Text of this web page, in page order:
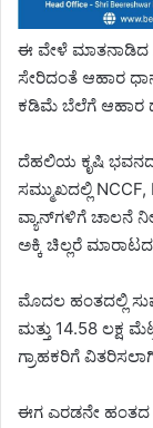
ಈ ವೇಳೆ ಮಾತನಾಡಿದ
ಸೇರಿದಂತೆ ಆಹಾರ
ಕಡಿಮೆ ಬೆಲೆಗೆ ಆಹಾರ
ದೆಹಲಿಯ ಕೃಷಿ
ಸಮ್ಮುಖದಲ್ಲಿ
ವ್ಯಾನ್‌ಗಳಿಗೆ ಚಾಲನೆ
ಅಕ್ಕಿ ಚಿಲ್ಲರೆ
ಮೊದಲ ಹಂತದಲ್ಲಿ
ಮತ್ತು 14.58 ಲಕ್ಷ
ಗ್ರಾಹಕರಿಗೆ
ಈಗ ಎರಡನೇ ಹಂತದ